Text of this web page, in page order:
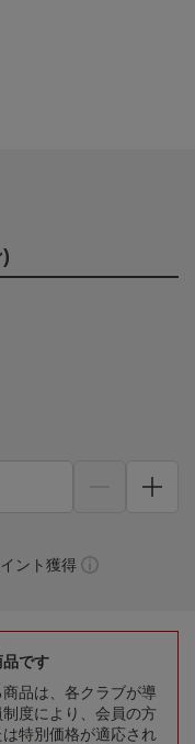
ント獲得
品です
品は、各クラブが導
度により、会員の方
特別価格が適応され